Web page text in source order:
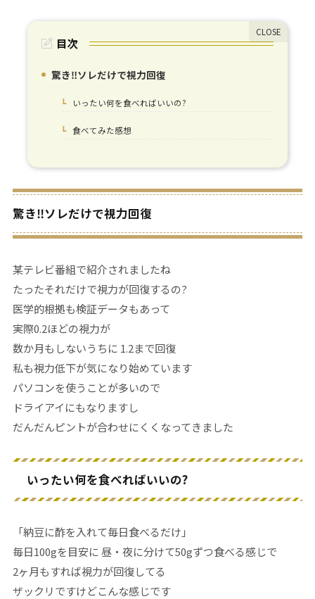
目次
1.驚き‼ソレだけで視力回復
1-1.いったい何を食べればいいの?
1-2.食べてみた感想
驚き‼ソレだけで視力回復
某テレビ番組で紹介されましたね
たったそれだけで視力が回復するの?
医学的根拠も検証データもあって
実際0.2ほどの視力が
数か月もしないうちに 1.2まで回復
私も視力低下が気になり始めています
パソコンを使うことが多いので
ドライアイにもなりますし
だんだんピントが合わせにくくなってきました
いったい何を食べればいいの?
「納豆に酢を入れて毎日食べるだけ」
毎日100gを目安に 昼・夜に分けて50gずつ食べる感じで
2ヶ月もすれば視力が回復してる
ザックリですけどこんな感じです